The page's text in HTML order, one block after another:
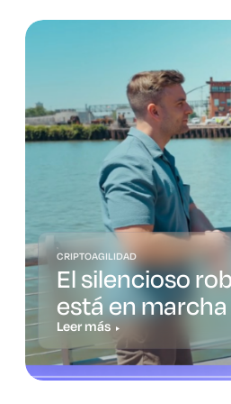
CRIPTOAGILIDAD
El silencioso
está en marcha
Leer más